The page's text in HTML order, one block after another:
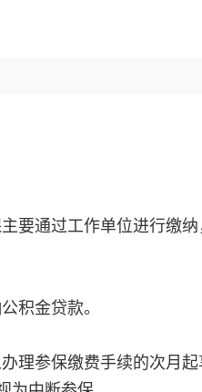
要通过工作单位进行缴
积金贷款。
理参保缴费手续的次月